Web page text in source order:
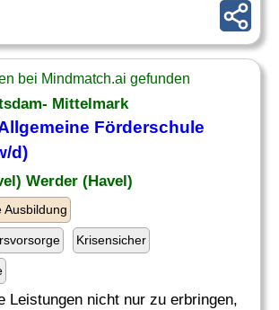
bei Mindmatch.ai gefunden
Mittelmark
Förderschule
d)
Werder (Havel)
Ausbildung
Krisensicher
Leistungen nicht nur zu erbringen,